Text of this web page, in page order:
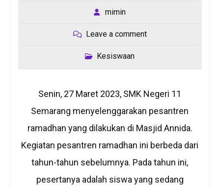
mimin
Leave a comment
Kesiswaan
Senin, 27 Maret 2023, SMK Negeri 11
Semarang menyelenggarakan pesantren
ramadhan yang dilakukan di Masjid Annida.
Kegiatan pesantren ramadhan ini berbeda dari
tahun-tahun sebelumnya. Pada tahun ini,
pesertanya adalah siswa yang sedang